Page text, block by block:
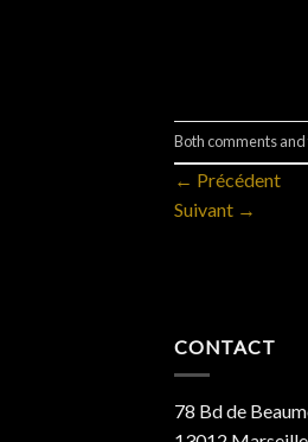
Both comments
← Précédent
Suivant →
CONTACT
78 Bd de